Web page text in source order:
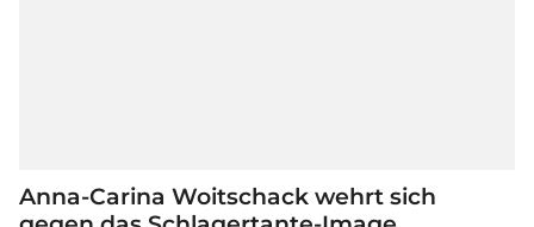
Anna-Carina Woitschack wehrt sich